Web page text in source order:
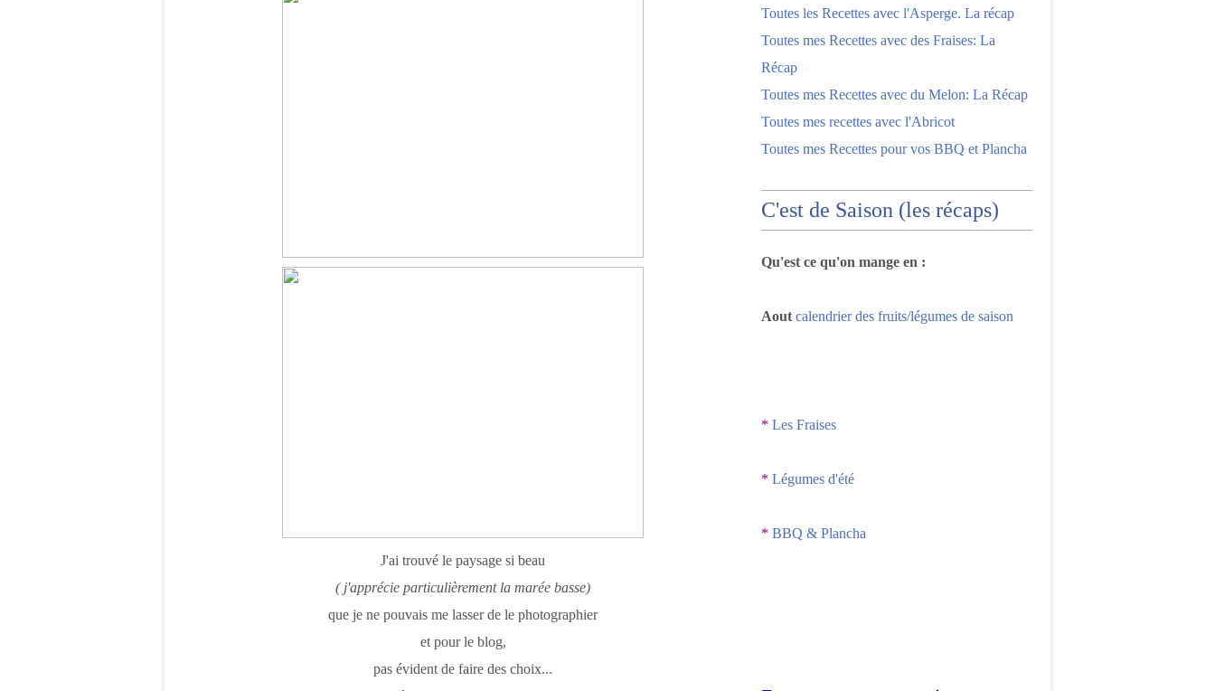
J'ai trouvé le paysage si beau
( j'apprécie particulièrement la marée basse)
que je ne pouvais me lasser de le photographier
et pour le blog,
pas évident de faire des choix...
Toutes les Recettes avec l'Asperge. La récap
Toutes mes Recettes avec des Fraises: La
Récap
Toutes mes Recettes avec du Melon: La Récap
Toutes mes recettes avec l'Abricot
Toutes mes Recettes pour vos BBQ et Plancha
C'est de Saison (les récaps)
Qu'est ce qu'on mange en :
Aout calendrier des fruits/légumes de saison
* Les Fraises
* Légumes d'été
* BBQ & Plancha